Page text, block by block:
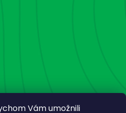
Vám umožnili